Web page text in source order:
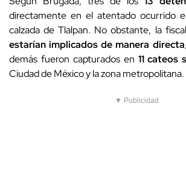
directamente en el atentado ocurrido
calzada de Tlalpan. No obstante, la
estarían implicados de manera directa
demás fueron capturados en 11 cateos
Ciudad de México y la zona metropolitana.
▼ Publicidad